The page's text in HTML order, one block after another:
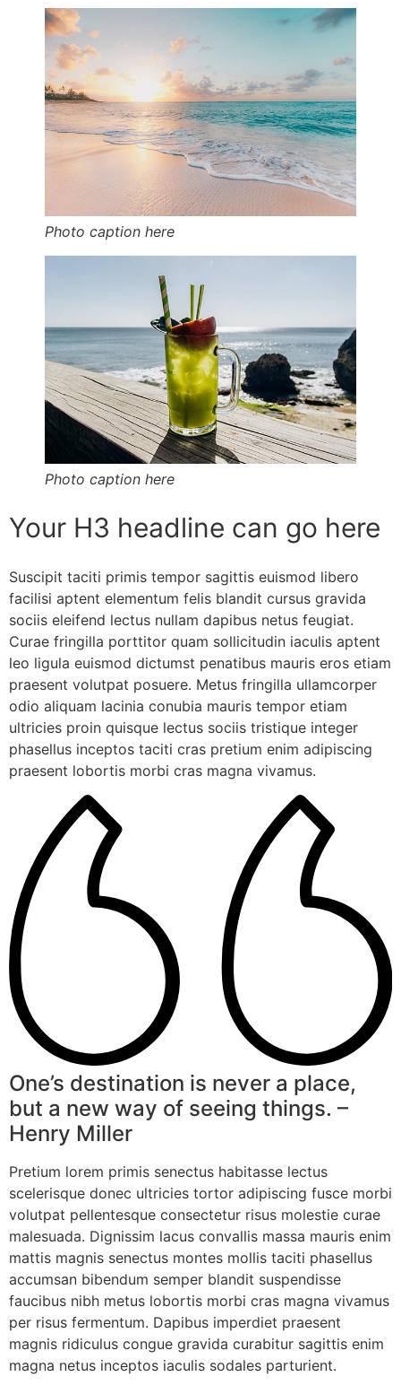
Photo caption here
Photo caption here
Your H3 headline can go here
Suscipit taciti primis tempor sagittis euismod libero
facilisi aptent elementum felis blandit cursus gravida
sociis eleifend lectus nullam dapibus netus feugiat.
Curae fringilla porttitor quam sollicitudin iaculis aptent
leo ligula euismod dictumst penatibus mauris eros etiam
praesent volutpat posuere. Metus fringilla ullamcorper
odio aliquam lacinia conubia mauris tempor etiam
ultricies proin quisque lectus sociis tristique integer
phasellus inceptos taciti cras pretium enim adipiscing
praesent lobortis morbi cras magna vivamus.
One’s destination is never a place,
but a new way of seeing things. –
Henry Miller
Pretium lorem primis senectus habitasse lectus
scelerisque donec ultricies tortor adipiscing fusce morbi
volutpat pellentesque consectetur risus molestie curae
malesuada. Dignissim lacus convallis massa mauris enim
mattis magnis senectus montes mollis taciti phasellus
accumsan bibendum semper blandit suspendisse
faucibus nibh metus lobortis morbi cras magna vivamus
per risus fermentum. Dapibus imperdiet praesent
magnis ridiculus congue gravida curabitur sagittis enim
magna netus inceptos iaculis sodales parturient.